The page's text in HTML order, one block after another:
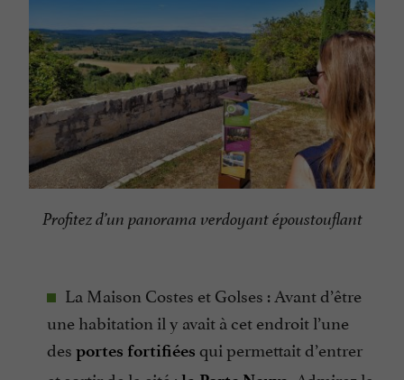
Profitez d’un panorama verdoyant époustouflant
La Maison Costes et Golses : Avant d’être
une habitation il y avait à cet endroit l’une
des portes fortifiées qui permettait d’entrer